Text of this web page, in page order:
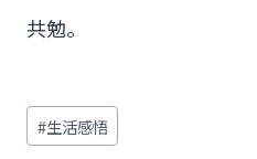
共勉。
文
章
#生活感悟